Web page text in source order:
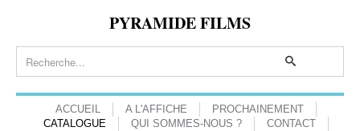
PYRAMIDE FILMS
ACCUEIL A L'AFFICHE
PROCHAINEMENT
CATALOGUE
QUI SOMMES-NOUS ? CONTACT